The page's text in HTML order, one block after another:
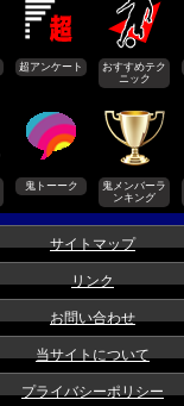
超アンケート
おすすめテク
ニック
鬼トーーク
鬼メンバーラ
ンキング
サイトマップ
リンク
お問い合わせ
当サイトについて
プライバシーポリシー